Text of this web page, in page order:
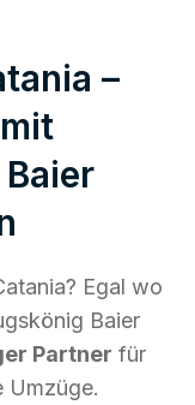
–
Egal wo
Baier
Partner für
Umzüge.